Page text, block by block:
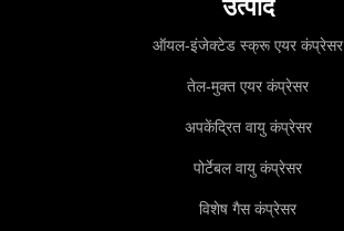
उत्पाद
ऑयल-इंजेक्टेड स्क्रू एयर कंप्रेसर
तेल-मुक्त एयर कंप्रेसर
अपकेंद्रित वायु कंप्रेसर
पोर्टेबल वायु कंप्रेसर
विशेष गैस कंप्रेसर